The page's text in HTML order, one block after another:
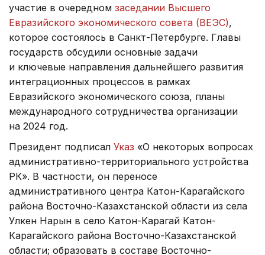
участие в очередном заседании Высшего
Евразийского экономического совета (ВЕЭС),
которое состоялось в Санкт-Петербурге. Главы
государств обсудили основные задачи
и ключевые направления дальнейшего развития
интеграционных процессов в рамках
Евразийского экономического союза, планы
международного сотрудничества организации
на 2024 год.
Президент подписал Указ «О некоторых вопросах
административно-территориального устройства
РК». В частности, он переносе
административного центра Катон-Карагайского
района Восточно-Казахстанской области из села
Улкен Нарын в село Катон-Карагай Катон-
Карагайского района Восточно-Казахстанской
области; образовать в составе Восточно-